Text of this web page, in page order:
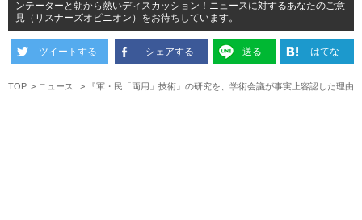
ンテーターと朝から熱いディスカッション！ニュースに対するあなたのご意
見（リスナーズオピニオン）をお待ちしています。
ツイートする シェアする 送る はてな
TOP ニュース 『軍・民「両用」技術』の研究を、学術会議が事実上容認した理由